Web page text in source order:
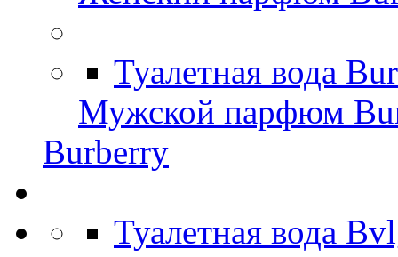
Туалетная вода
Мужской парфюм
Burberry
Туалетная вода